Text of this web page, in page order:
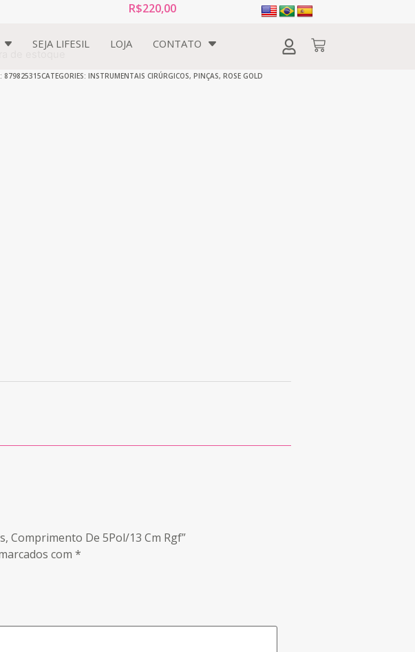
SEJA LIFESIL LOJA CONTATO
R$220,00
879825315CATEGORIES: INSTRUMENTAIS CIRÚRGICOS, PINÇAS, ROSE GOLD
Comprimento De 5Pol/13 Cm Rgf”
com *